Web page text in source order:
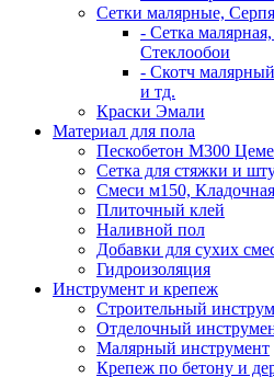
Сетки малярные,
- Сетка
Стеклообои
- Скотч
и тд.
Краски Эмали
Материал для пола
Пескобетон М300
Сетка для стяжки и
Смеси м150,
Плиточный клей
Наливной пол
Добавки для сухих
Гидроизоляция
Инструмент и крепеж
Строительный
Отделочный
Малярный инструмент
Крепеж по бетону и